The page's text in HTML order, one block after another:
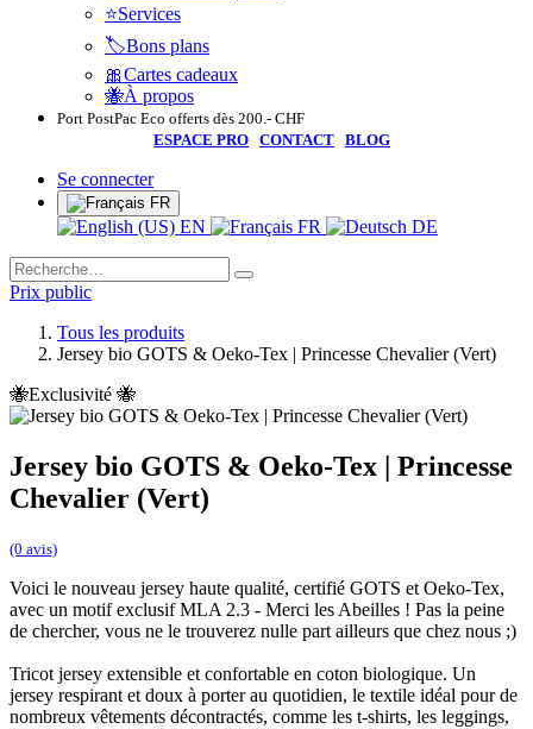
⭐Services
🏷️Bons plans
🎀Cartes cadeaux
🐝À propos
Port PostPac Eco offerts dès 200.- CHF
ESPACE PRO CONTACT BLOG
Se connecter
FR
EN FR DE
Prix public
Tous les produits
Jersey bio GOTS & Oeko-Tex | Princesse Chevalier (Vert)
🐝Exclusivité 🐝
Jersey bio GOTS & Oeko-Tex | Princesse
Chevalier (Vert)
(0 avis)
Voici le nouveau jersey haute qualité, certifié GOTS et Oeko-Tex,
avec un motif exclusif MLA 2.3 - Merci les Abeilles ! Pas la peine
de chercher, vous ne le trouverez nulle part ailleurs que chez nous ;)
Tricot jersey extensible et confortable en coton biologique. Un
jersey respirant et doux à porter au quotidien, le textile idéal pour de
nombreux vêtements décontractés, comme les t-shirts, les leggings,